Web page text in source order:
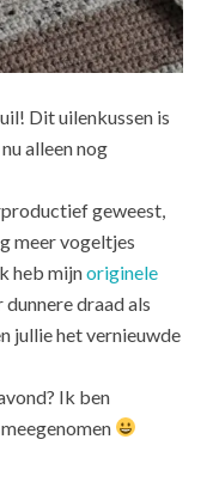
Dit uilenkussen is
alleen nog
geweest,
meer vogeltjes
heb mijnoriginele
draad als
jullie het vernieuwde
Ik ben